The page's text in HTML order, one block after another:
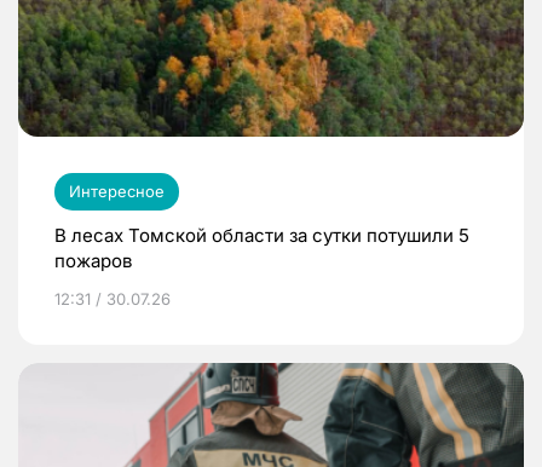
Интересное
В лесах Томской области за сутки потушили 5
пожаров
12:31 / 30.07.26